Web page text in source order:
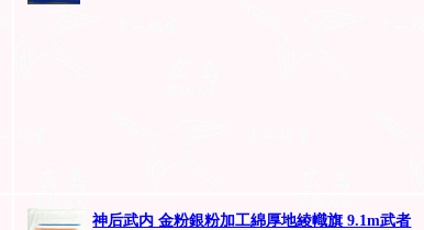
神后武内 金粉銀粉加工綿厚地綾幟旗 9.1m武者